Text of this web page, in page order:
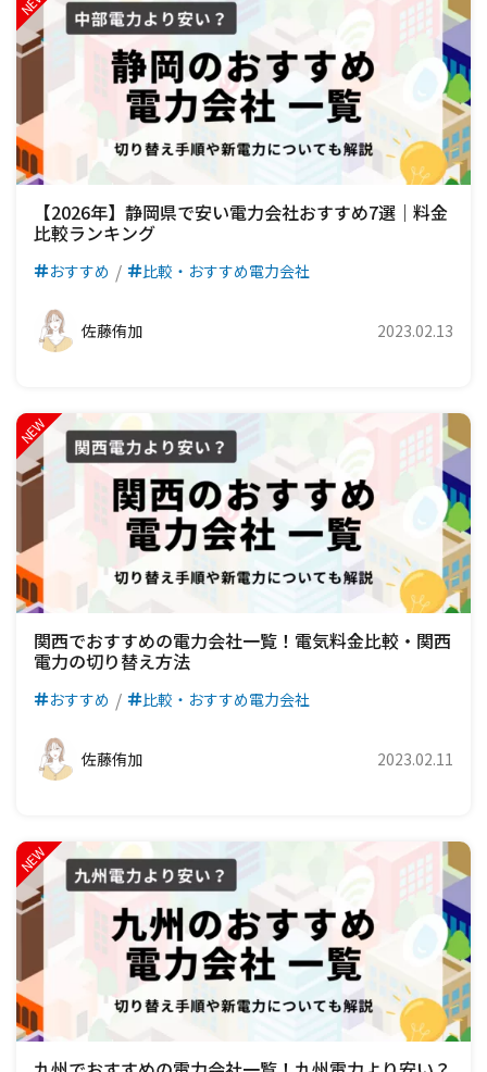
【2026年】静岡県で安い電力会社おすすめ7選｜料金
比較ランキング
おすすめ 比較・おすすめ電力会社
佐藤侑加 2023.02.13
関西でおすすめの電力会社一覧！電気料金比較・関西
電力の切り替え方法
おすすめ 比較・おすすめ電力会社
佐藤侑加 2023.02.11